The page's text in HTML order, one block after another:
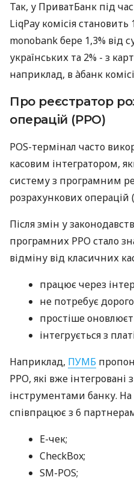
Так, у ПриватБанк під
LiqPay комісія
monobank бере 1,3% від
українських та 2% - з
наприклад, в àбанк
Про реєстратор
операцій (РРО)
POS-термінал часто
касовим інтегратором,
систему з програмним
розрахункових операцій
Після змін у
програмних РРО стало
відміну від класичних
працює через
не потребує
простіше
інтегрується з
Наприклад, ПУМБ
РРО, які вже
інструментами банку.
співпрацює з 6
E-чек;
CheckBox;
SM-POS;